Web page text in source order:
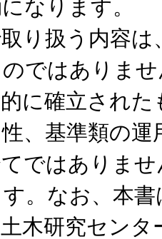
なります。
り扱う内容は
ではありま
に確立され
、基準類の
ではありま
。なお、本書
木研究セン